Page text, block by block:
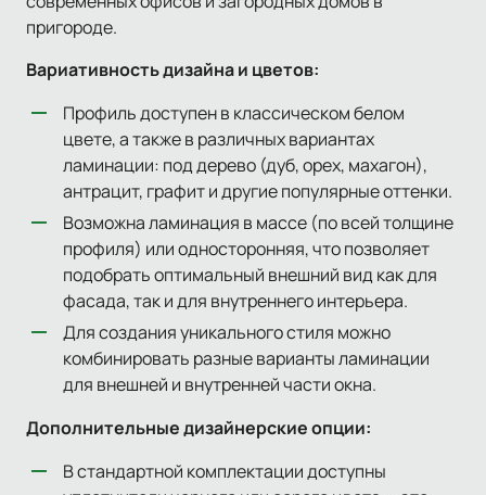
пригороде.
Вариативность дизайна и цветов:
Профиль доступен в классическом белом
цвете, а также в различных вариантах
ламинации: под дерево (дуб, орех, махагон),
антрацит, графит и другие популярные оттенки.
Возможна ламинация в массе (по всей толщине
профиля) или односторонняя, что позволяет
подобрать оптимальный внешний вид как для
фасада, так и для внутреннего интерьера.
Для создания уникального стиля можно
комбинировать разные варианты ламинации
для внешней и внутренней части окна.
Дополнительные дизайнерские опции:
В стандартной комплектации доступны